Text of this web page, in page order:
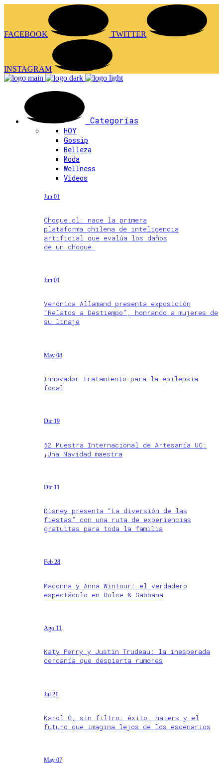
FACEBOOK TWITTER
INSTAGRAM
Categorías
HOY
Gossip
Belleza
Moda
Wellness
Videos
Jun 01
Choque.cl: nace la primera
plataforma chilena de inteligencia
artificial que evalúa los daños
de un choque
Jun 01
Verónica Allamand presenta exposición
“Relatos a Destiempo”, honrando a mujeres de
su linaje
May 08
Innovador tratamiento para la epilepsia
focal
Dic 19
52 Muestra Internacional de Artesanía UC:
¡Una Navidad maestra
Dic 11
Disney presenta “La diversión de las
fiestas” con una ruta de experiencias
gratuitas para toda la familia
Feb 28
Madonna y Anna Wintour: el verdadero
espectáculo en Dolce & Gabbana
Ago 11
Katy Perry y Justin Trudeau: la inesperada
cercanía que despierta rumores
Jul 21
Karol G, sin filtro: éxito, haters y el
futuro que imagina lejos de los escenarios
May 07